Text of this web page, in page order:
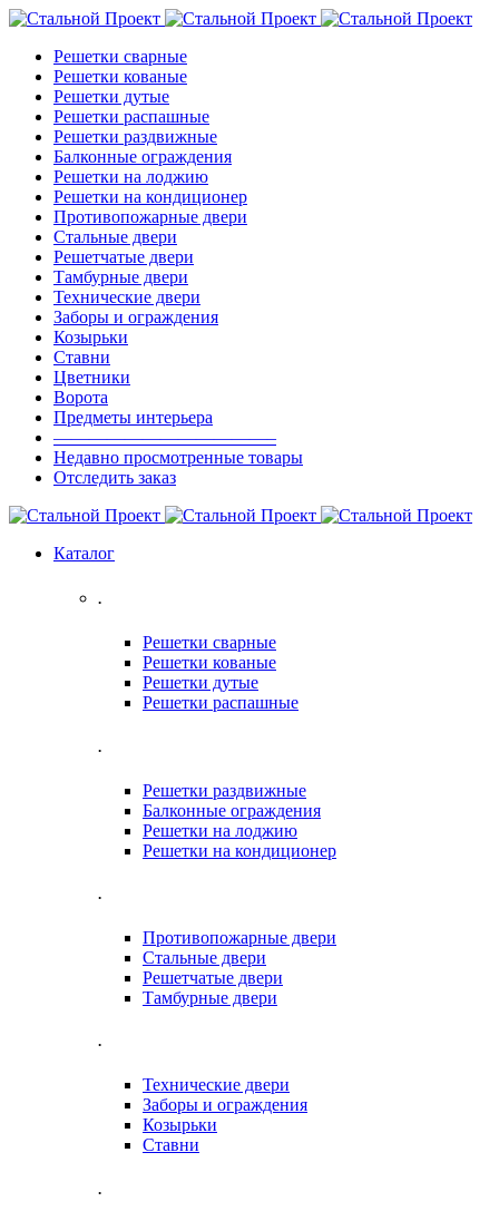
Решетки сварные
Решетки кованые
Решетки дутые
Решетки распашные
Решетки раздвижные
Балконные ограждения
Решетки на лоджию
Решетки на кондиционер
Противопожарные двери
Стальные двери
Решетчатые двери
Тамбурные двери
Технические двери
Заборы и ограждения
Козырьки
Ставни
Цветники
Ворота
Предметы интерьера
————————————–
Недавно просмотренные товары
Отследить заказ
Каталог
.
Решетки сварные
Решетки кованые
Решетки дутые
Решетки распашные
.
Решетки раздвижные
Балконные ограждения
Решетки на лоджию
Решетки на кондиционер
.
Противопожарные двери
Стальные двери
Решетчатые двери
Тамбурные двери
.
Технические двери
Заборы и ограждения
Козырьки
Ставни
.